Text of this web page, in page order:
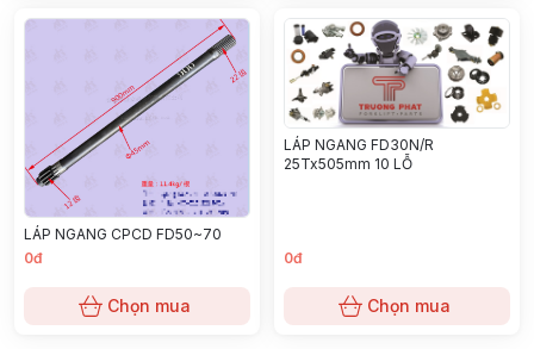
LÁP NGANG CPCD FD50~70
0đ
Chọn mua
LÁP NGANG FD30N/R
25Tx505mm 10 LỖ
0đ
Chọn mua